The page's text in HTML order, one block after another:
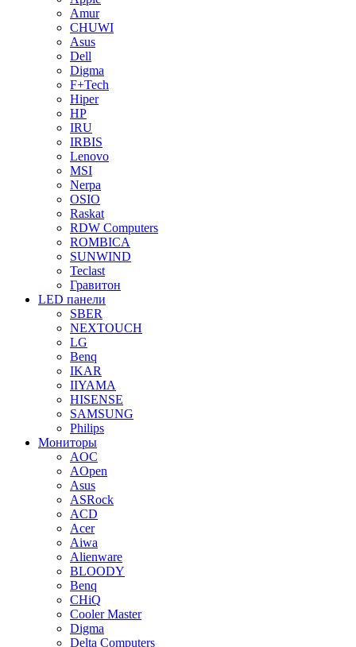
Amur
CHUWI
Asus
Dell
Digma
F+Tech
Hiper
HP
IRU
IRBIS
Lenovo
MSI
Nerpa
OSIO
Raskat
RDW Computers
ROMBICA
SUNWIND
Teclast
Гравитон
LED панели
SBER
NEXTOUCH
LG
Benq
IKAR
IIYAMA
HISENSE
SAMSUNG
Philips
Мониторы
AOC
AOpen
Asus
ASRock
ACD
Acer
Aiwa
Alienware
BLOODY
Benq
CHiQ
Cooler Master
Digma
Delta Computers